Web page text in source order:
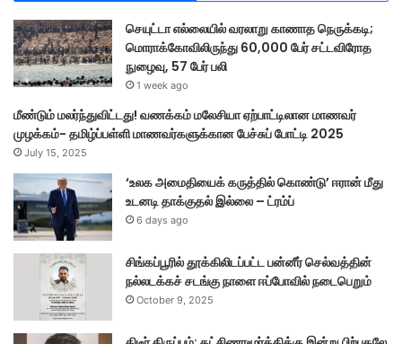
செயுட்டா எல்லையில் வரலாறு காணாத நெருக்கடி;
மொராக்கோவிலிருந்து 60,000 பேர் சட்டவிரோத
நுழைவு, 57 பேர் பலி
1 week ago
மீண்டும் மலர்ந்துவிட்டது! வணக்கம் மலேசியா ஏற்பாட்டிலான மாணவர்
முழக்கம்- தமிழ்ப்பள்ளி மாணவர்களுக்கான பேச்சுப் போட்டி 2025
July 15, 2025
‘உலக அமைதியைக் கருத்தில் கொண்டு’ ஈரான் மீது
உடனடி தாக்குதல் இல்லை – ட்ரம்ப்
6 days ago
சிங்கப்பூரில் தூக்கிலிடப்பட்ட பன்னீர் செல்வத்தின்
நல்லடக்கச் சடங்கு நாளை ஈப்போவில் நடைபெறும்
October 9, 2025